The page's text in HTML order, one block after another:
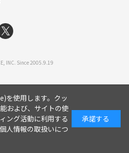
INC. Since 2005.9.19
を使用します。クッ
および、サイトの使
ング活動に利用する
個人情報の取扱いにつ
承諾する